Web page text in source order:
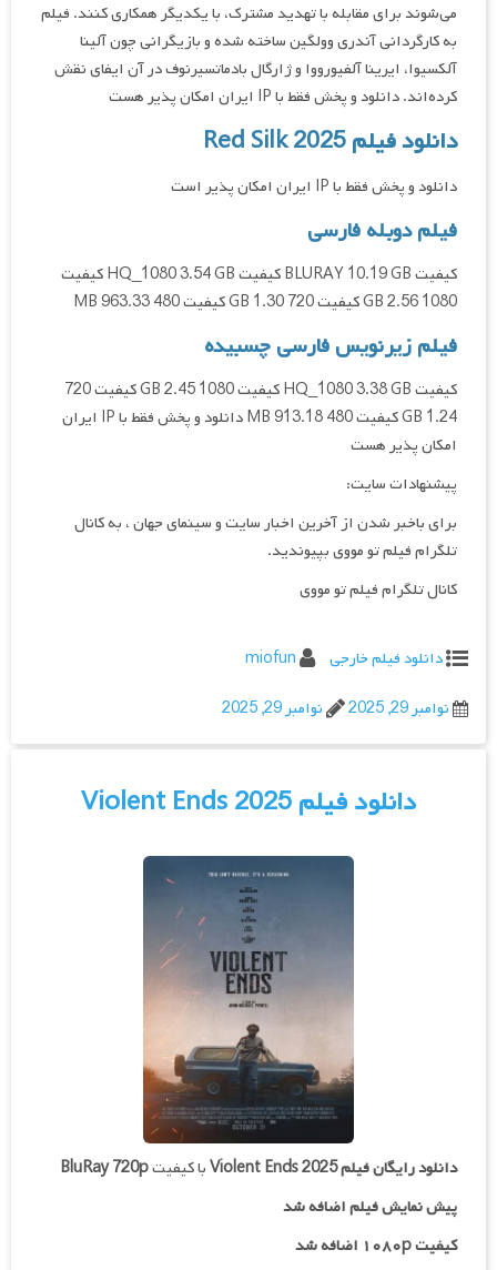
می‌شوند برای مقابله با تهدید مشترک، با یکدیگر همکاری کنند. فیلم
به کارگردانی آندری وولگین ساخته شده و بازیگرانی چون آلینا
آلکسیوا، ایرینا آلفیورووا و ژارگال بادماتسیرنوف در آن ایفای نقش
کرده‌اند. دانلود و پخش فقط با IP ایران امکان پذیر هست
دانلود فیلم Red Silk 2025
دانلود و پخش فقط با IP ایران امکان پذیر است
فیلم دوبله فارسی
کیفیت BLURAY 10.19 GB کیفیت HQ_1080 3.54 GB کیفیت
1080 2.56 GB کیفیت 720 1.30 GB کیفیت 480 963.33 MB
فیلم زیرنویس فارسی چسبیده
کیفیت HQ_1080 3.38 GB کیفیت 1080 2.45 GB کیفیت 720
1.24 GB کیفیت 480 913.18 MB دانلود و پخش فقط با IP ایران
امکان پذیر هست
پیشنهادات سایت:
برای باخبر شدن از آخرین اخبار سایت و سینمای جهان ، به کانال
تلگرام فیلم تو مووی بپیوندید.
کانال تلگرام فیلم تو مووی
دانلود فیلم خارجی
miofun
نوامبر 29, 2025
نوامبر 29, 2025
دانلود فیلم Violent Ends 2025
دانلود رایگان فیلمViolent Ends 2025با کیفیتBluRay 720p
پیش نمایش فیلم اضافه شد
کیفیت ۱۰۸۰p اضافه شد